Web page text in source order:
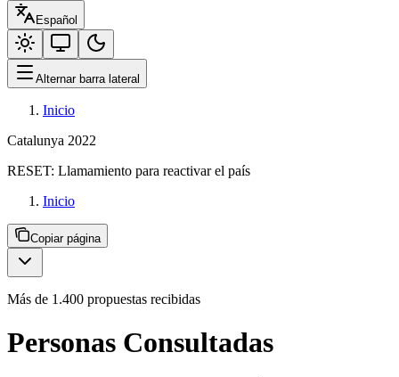
Español
Alternar barra lateral
Inicio
Catalunya 2022
RESET: Llamamiento para reactivar el país
Inicio
Copiar página
Más de 1.400 propuestas recibidas
Personas Consultadas